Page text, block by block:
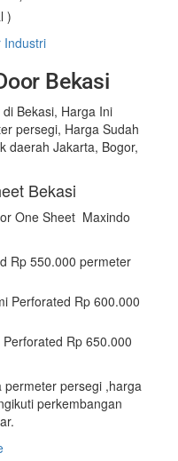
)
Industri
Bekasi
Bekasi, Harga Ini
persegi, Harga Sudah
daerah Jakarta, Bogor,
Bekasi
One Sheet Maxindo
Rp 550.000 permeter
Perforated Rp 600.000
Rp 650.000
persegi ,harga
perkembangan